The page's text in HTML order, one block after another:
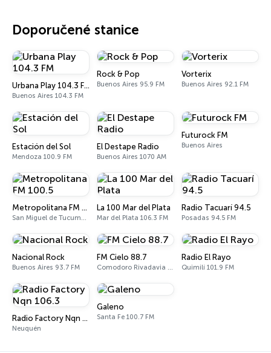
Doporučené stanice
Urbana Play 104.3 FM
Buenos Aires 104.3 FM
Rock & Pop
Buenos Aires 95.9 FM
Vorterix
Buenos Aires 92.1 FM
Estación del Sol
Mendoza 100.9 FM
El Destape Radio
Buenos Aires 1070 AM
Futurock FM
Buenos Aires
Metropolitana FM 100.5
San Miguel de Tucumán 100.5 FM
La 100 Mar del Plata
Mar del Plata 106.3 FM
Radio Tacuarí 94.5
Posadas 94.5 FM
Nacional Rock
Buenos Aires 93.7 FM
FM Cielo 88.7
Comodoro Rivadavia 88.7 FM
Radio El Rayo
Quimilí 101.9 FM
Radio Factory Nqn 106.3
Neuquén
Galeno
Santa Fe 100.7 FM